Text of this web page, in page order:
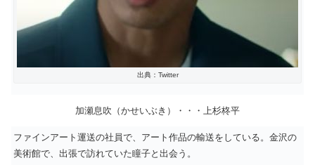
出典：Twitter
加瀬息吹（かせいぶき）・・・ 上杉柊平
ファインアート運送の社員で、アート作品の輸送をしている。金沢の
美術館で、出張で訪れていた瞳子と出会う。